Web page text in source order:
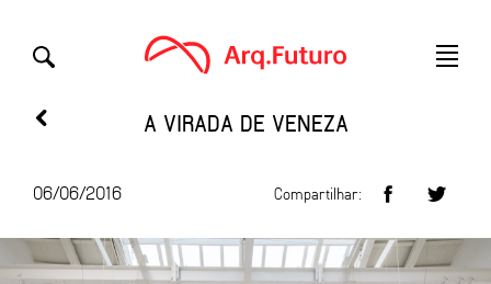
A VIRADA DE VENEZA
06/06/2016 Compartilhar: